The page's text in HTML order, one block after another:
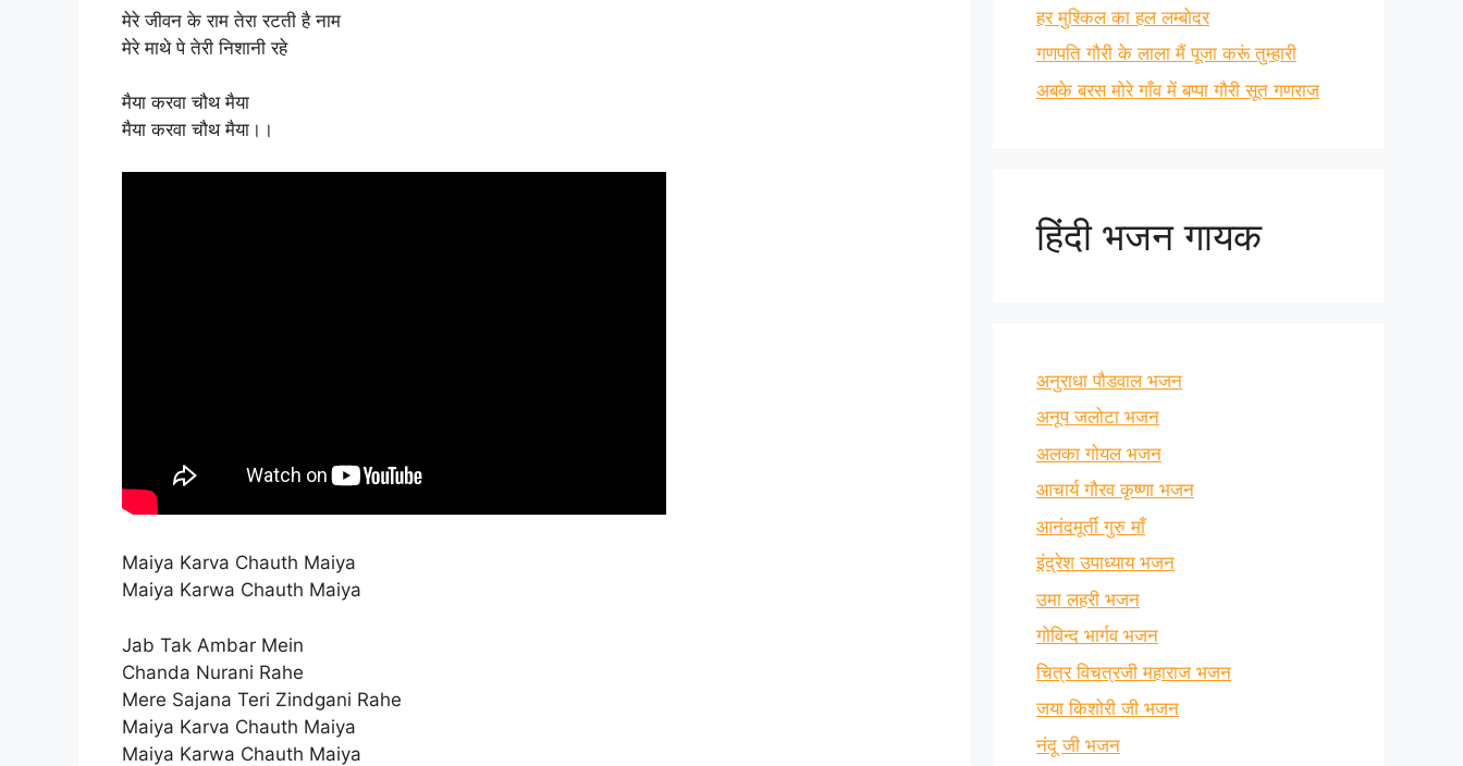
मेरे जीवन के राम तेरा रटती है नाम
मेरे माथे पे तेरी निशानी रहे
मैया करवा चौथ मैया
मैया करवा चौथ मैया।।
Maiya Karva Chauth Maiya
Maiya Karwa Chauth Maiya
Jab Tak Ambar Mein
Chanda Nurani Rahe
Mere Sajana Teri Zindgani Rahe
Maiya Karva Chauth Maiya
Maiya Karwa Chauth Maiya
हर मुश्किल का हल लम्बोदर
गणपति गौरी के लाला मैं पूजा करूं तुम्हारी
अबके बरस मोरे गाँव में बप्पा गौरी सूत गणराज
हिंदी भजन गायक
अनुराधा पौडवाल भजन
अनूप जलोटा भजन
अलका गोयल भजन
आचार्य गौरव कृष्णा भजन
आनंदमूर्ती गुरु माँ
इंद्रेश उपाध्याय भजन
उमा लहरी भजन
गोविन्द भार्गव भजन
चित्र विचत्रजी महाराज भजन
जया किशोरी जी भजन
नंदू जी भजन